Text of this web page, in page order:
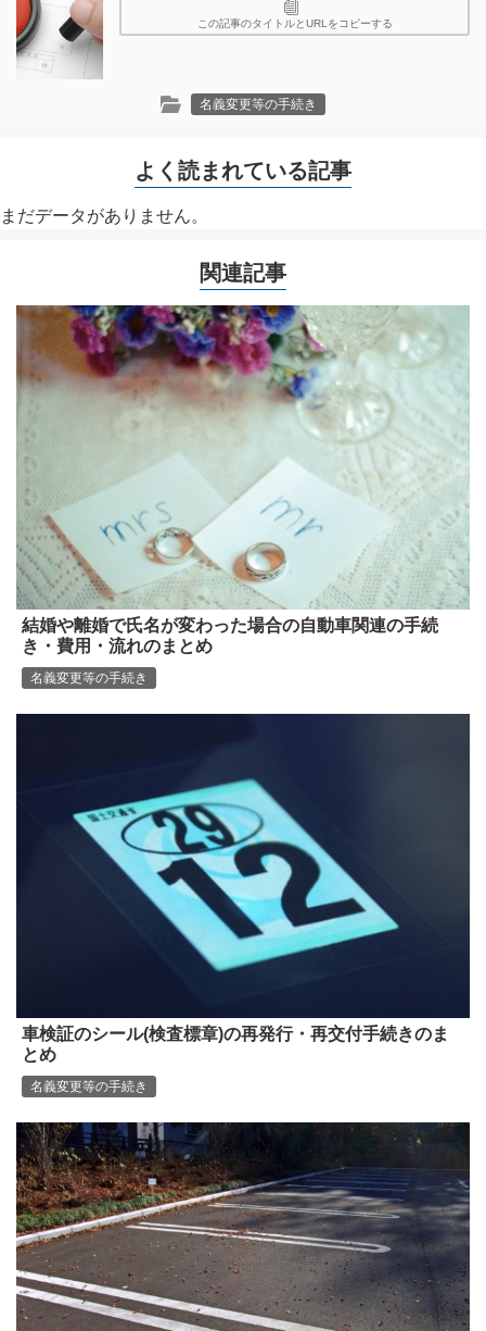
この記事のタイトルとURLをコピーする
名義変更等の手続き
よく読まれている記事
まだデータがありません。
関連記事
結婚や離婚で氏名が変わった場合の自動車関連の手続
き・費用・流れのまとめ
名義変更等の手続き
車検証のシール(検査標章)の再発行・再交付手続きのま
とめ
名義変更等の手続き